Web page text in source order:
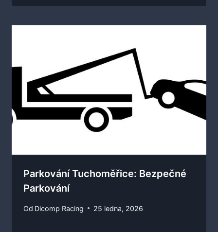
Parkování Tuchoměřice: Bezpečné
Parkování
Od Dicomp Racing 25 ledna, 2026